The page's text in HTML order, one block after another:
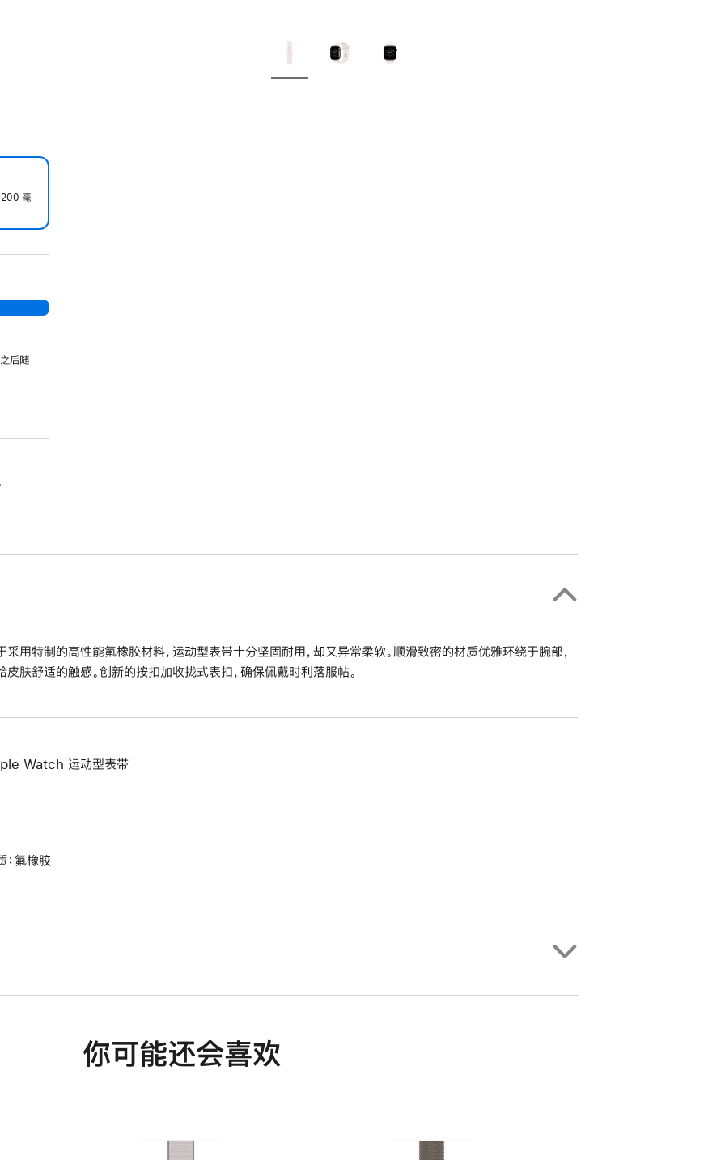
毫
后随
采用特制的高性能氟橡胶材料，运动型表带十分坚固耐用，却又异常柔软。顺滑致密的材质优雅环绕于腕部，
皮肤舒适的触感。创新的按扣加收拢式表扣，确保佩戴时利落服帖。
Watch 运动型表带
：氟橡胶
你可能还会喜欢